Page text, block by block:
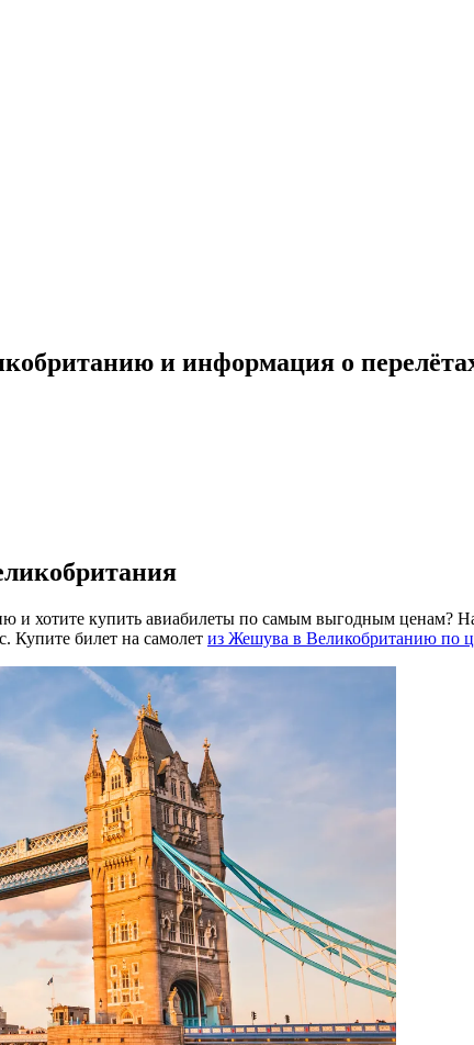
и информация о
и хотите купить авиабилеты по самым выгодным ценам?
Купите билет на самолет из Жешува в Великобританию по